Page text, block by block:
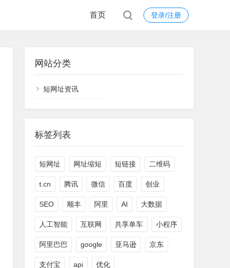
登录/注册
首页
网站分类
短网址资讯
标签列表
短网址 网址缩短 短链接 二维码
t.cn 腾讯 微信 百度 创业
SEO 顺丰 阿里 AI 大数据
人工智能 互联网 共享单车 小程序
阿里巴巴 google 亚马逊 京东
支付宝 api 优化